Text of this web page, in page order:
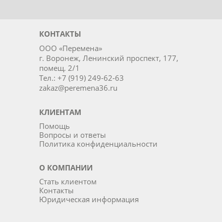
КОНТАКТЫ
ООО «Перемена»
г. Воронеж, Ленинский проспект, 177,
помещ. 2/1
Тел.: +7 (919) 249-62-63
zakaz@peremena36.ru
КЛИЕНТАМ
Помощь
Вопросы и ответы
Политика конфиденциальности
О КОМПАНИИ
Стать клиентом
Контакты
Юридическая информация